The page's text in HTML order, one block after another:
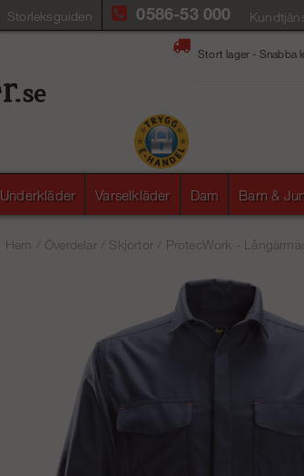
Storleksguiden 0586-53 000
Stort lager - Snabba
Underkläder Varselkläder Dam Barn &
Hem Överdelar/ Skjortor ProtecWork -